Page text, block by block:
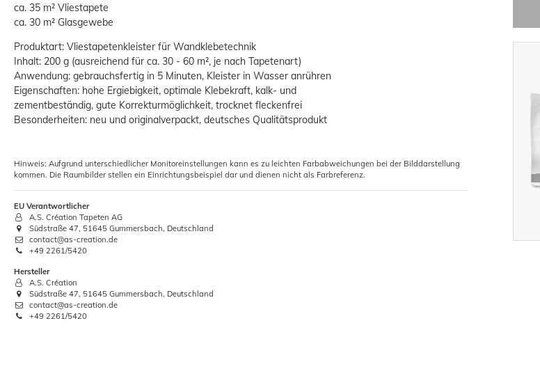
ca. 35 m² Vliestapete
ca. 30 m² Glasgewebe
Produktart: Vliestapetenkleister für Wandklebetechnik
Inhalt: 200 g (ausreichend für ca. 30 - 60 m², je nach Tapetenart)
Anwendung: gebrauchsfertig in 5 Minuten, Kleister in Wasser anrühren
Eigenschaften: hohe Ergiebigkeit, optimale Klebekraft, kalk- und
zementbeständig, gute Korrekturmöglichkeit, trocknet fleckenfrei
Besonderheiten: neu und originalverpackt, deutsches Qualitätsprodukt
Hinweis: Aufgrund unterschiedlicher Monitoreinstellungen kann es zu leichten Farbabweichungen bei der Bilddarstellung
kommen. Die Raumbilder stellen ein Einrichtungsbeispiel dar und dienen nicht als Farbreferenz.
EU Verantwortlicher
A.S. Création Tapeten AG
Südstraße 47, 51645 Gummersbach, Deutschland
contact@as-creation.de
+49 2261/5420
Hersteller
A.S. Création
Südstraße 47, 51645 Gummersbach, Deutschland
contact@as-creation.de
+49 2261/5420